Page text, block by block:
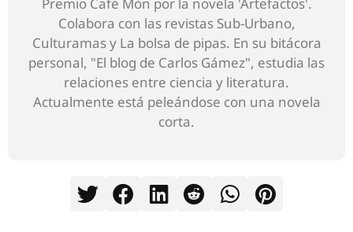
Colabora con las revistas Sub-Urbano,
Culturamas y La bolsa de pipas. En su bitácora
personal, "El blog de Carlos Gámez", estudia las
relaciones entre ciencia y literatura.
Actualmente está peleándose con una novela
corta.